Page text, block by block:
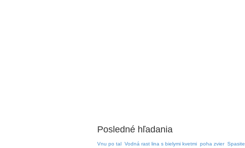
Posledné hľadania
Vnu po tal Vodná rast lina s bielymi kvetmi poha zvier Spasite